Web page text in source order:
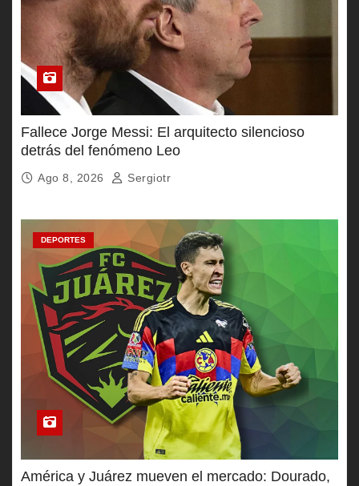
Fallece Jorge Messi: El arquitecto silencioso
detrás del fenómeno Leo
Ago 8, 2026 Sergiotr
DEPORTES
América y Juárez mueven el mercado: Dourado,